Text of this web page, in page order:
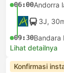
06:00Andorra
3J,
09:30Bandara
Lihat detailnya
Konfirmasi